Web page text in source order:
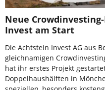
Neue
Invest am Start
Die Achtstein Invest AG aus
gleichnamigen
hat ihr erstes Projekt
Doppelhaushälften in